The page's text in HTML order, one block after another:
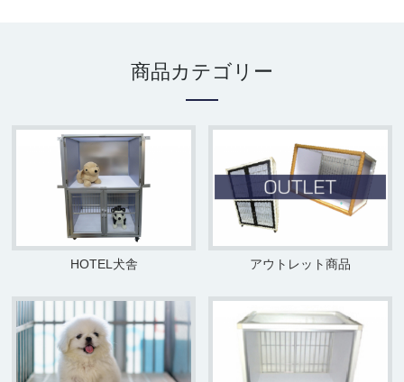
商品カテゴリー
HOTEL犬舎 アウトレット商品